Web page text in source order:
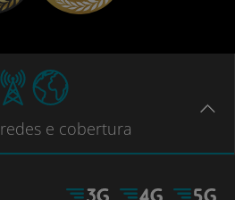
redes e cobertura